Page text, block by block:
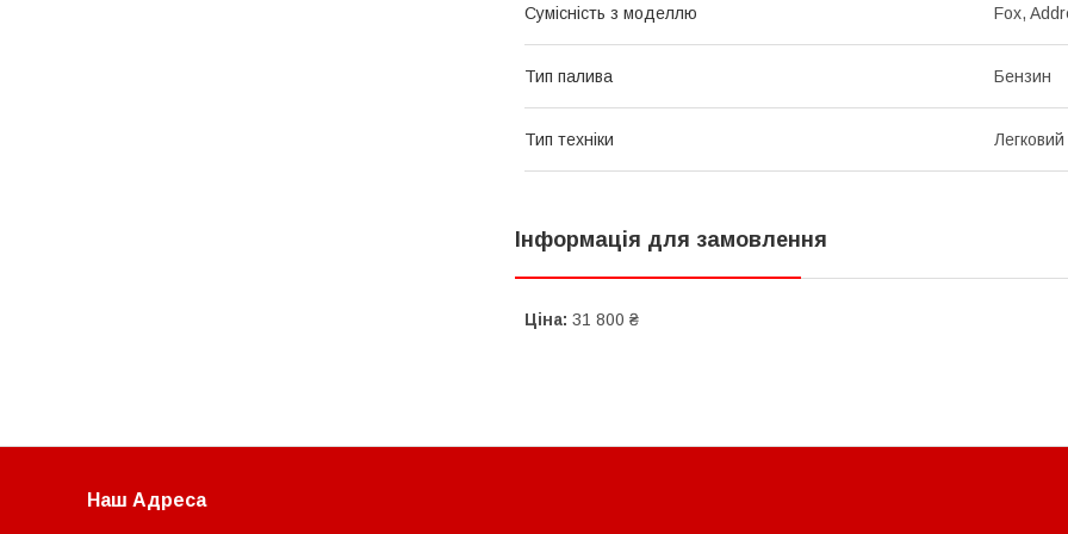
Сумісність з моделлю Fox,
Тип палива Бензин
Тип техніки
Інформація для замовлення
Ціна: 31 800 ₴
Наш Адреса